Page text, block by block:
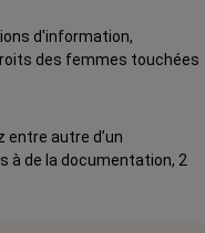
d'information,
des femmes touchées
entre autre d’un
à de la documentation, 2